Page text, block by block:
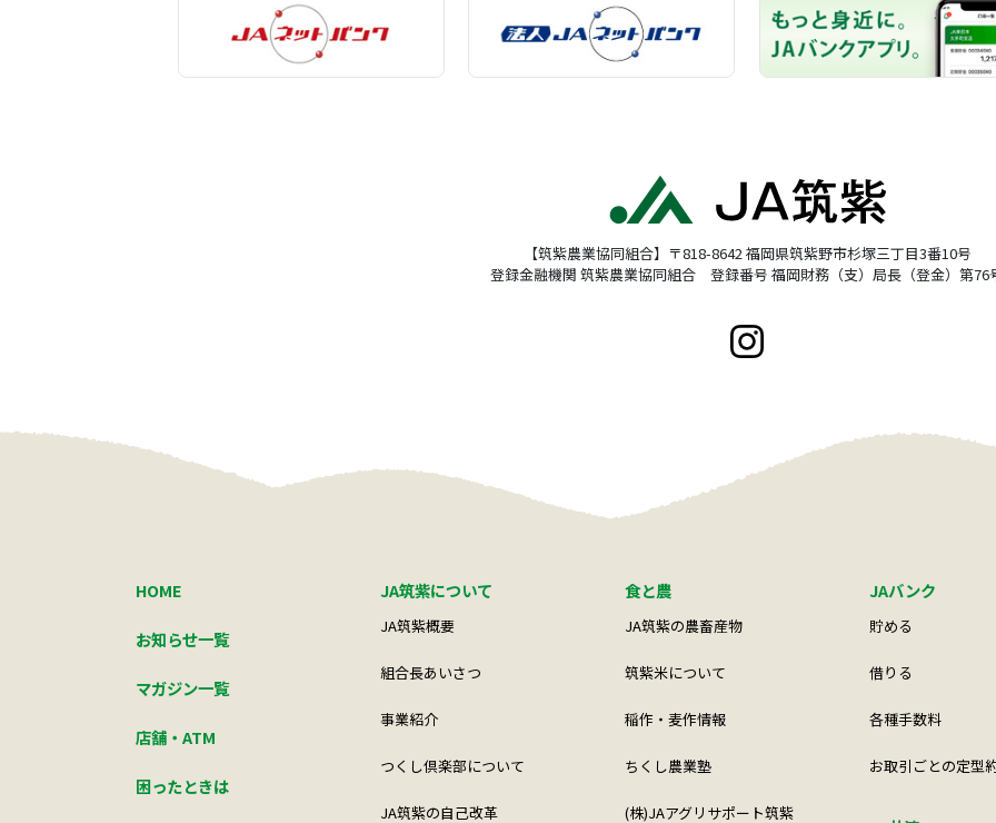
【筑紫農業協同組合】〒818-8642 福岡県筑紫野市杉塚三丁目3番10号
登録金融機関 筑紫農業協同組合 登録番号 福岡財務（支）局長（登金）第76
HOME
お知らせ一覧
マガジン一覧
店舗・ATM
困ったときは
JA筑紫について
JA筑紫概要
組合長あいさつ
事業紹介
つくし倶楽部について
JA筑紫の自己改革
食と農
JA筑紫の農畜産物
筑紫米について
稲作・麦作情報
ちくし農業塾
(株)JAアグリサポート筑紫
JAバンク
貯める
借りる
各種手数料
お取引ごとの定型